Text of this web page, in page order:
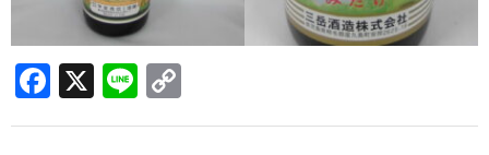
村尾酒造
万膳酒造
櫻井酒造
F
X
Li